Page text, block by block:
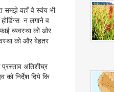
समझे वहॉं वे स्वंय भी
न लगाने व
व्यवस्था को ओर
को और बेहतर
अतिशीघ्र
निर्देश दिये कि